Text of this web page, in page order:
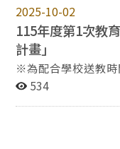
系所主管簽章（附件1）。 （三）擬申請補助
論文全文紙本與電子檔。 （四）其他有利
件，如被接受投稿與出版證明等
政治大學文學院教
（附件2）、研發處
（附件3）。編修翻
2025-10-02
115年度第1次教
計畫」
※為配合學校送教時
21日（五）前送教
534